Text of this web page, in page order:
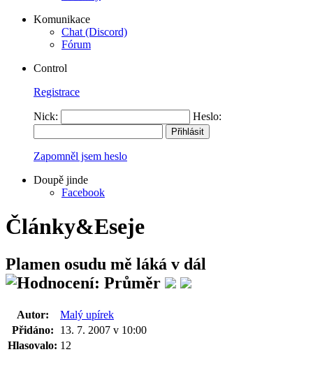
Komunikace
Chat (Discord)
Fórum
Control
Registrace
Nick: Heslo:
Zapomněl jsem heslo
Doupě jinde
Facebook
Články&Eseje
Plamen osudu mě láká v dál
Autor:
Malý upírek
Přidáno:
13. 7. 2007 v 10:00
Hlasovalo: 12